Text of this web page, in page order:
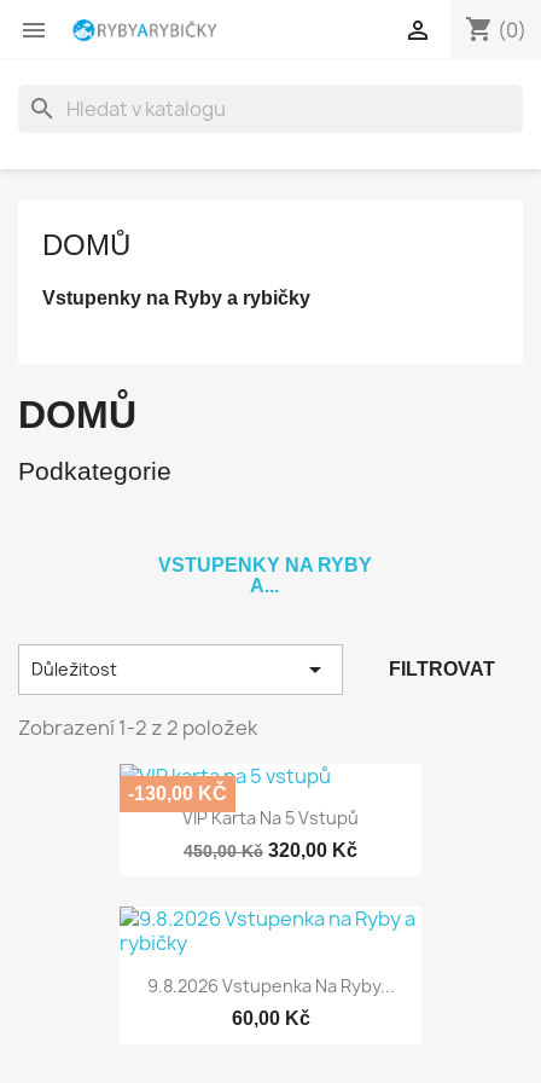
 shopping_cart (0)

search
DOMŮ
Vstupenky na Ryby a rybičky
DOMŮ
Podkategorie
VSTUPENKY NA RYBY
A...
Důležitost  FILTROVAT
Zobrazení 1-2 z 2 položek
VIP Karta Na 5 Vstupů
450,00 Kč 320,00 Kč
-130,00 KČ
9.8.2026 Vstupenka Na Ryby...
60,00 Kč